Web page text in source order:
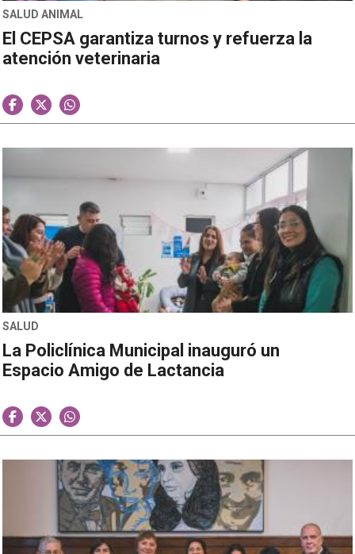
SALUD ANIMAL
El CEPSA garantiza turnos y refuerza la
atención veterinaria
SALUD
La Policlínica Municipal inauguró un
Espacio Amigo de Lactancia